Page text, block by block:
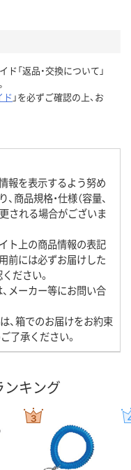
ド「返品・交換について」
ド 」を必ずご確認の上、お
報を表示するよう努め
商品規格・仕様（容量、
される場合がございま
ト上の商品情報の表記
前には必ずお届けした
ださい。
メーカー等にお問い合
、箱でのお届けをお約束
了承ください。
ンキング